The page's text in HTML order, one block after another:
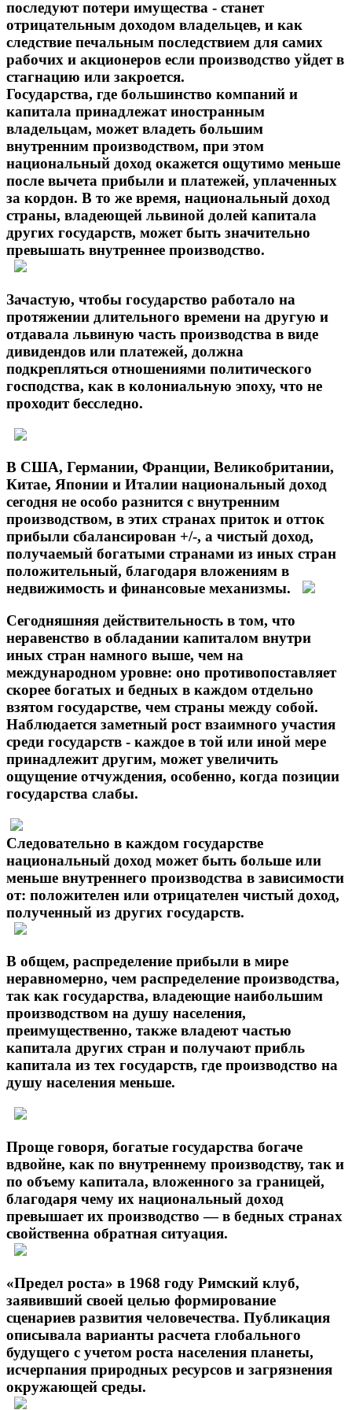
последуют потери имущества - станет
отрицательным доходом владельцев, и как
следствие печальным последствием для самих
рабочих и акционеров если производство уйдет в
стагнацию или закроется.
Государства, где большинство компаний и
капитала принадлежат иностранным
владельцам, может владеть большим
внутренним производством, при этом
национальный доход окажется ощутимо меньше
после вычета прибыли и платежей, уплаченных
за кордон. В то же время, национальный доход
страны, владеющей львиной долей капитала
других государств, может быть значительно
превышать внутреннее производство.
Зачастую, чтобы государство работало на
протяжении длительного времени на другую и
отдавала львиную часть производства в виде
дивидендов или платежей, должна
подкрепляться отношениями политического
господства, как в колониальную эпоху, что не
проходит бесследно.
В США, Германии, Франции, Великобритании,
Китае, Японии и Италии национальный доход
сегодня не особо разнится с внутренним
производством, в этих странах приток и отток
прибыли сбалансирован +/-, а чистый доход,
получаемый богатыми странами из иных стран
положительный, благодаря вложениям в
недвижимость и финансовые механизмы.
Сегодняшняя действительность в том, что
неравенство в обладании капиталом внутри
иных стран намного выше, чем на
международном уровне: оно противопоставляет
скорее богатых и бедных в каждом отдельно
взятом государстве, чем страны между собой.
Наблюдается заметный рост взаимного участия
среди государств - каждое в той или иной мере
принадлежит другим, может увеличить
ощущение отчуждения, особенно, когда позиции
государства слабы.
Следовательно в каждом государстве
национальный доход может быть больше или
меньше внутреннего производства в зависимости
от: положителен или отрицателен чистый доход,
полученный из других государств.
В общем, распределение прибыли в мире
неравномерно, чем распределение производства,
так как государства, владеющие наибольшим
производством на душу населения,
преимущественно, также владеют частью
капитала других стран и получают прибль
капитала из тех государств, где производство на
душу населения меньше.
Проще говоря, богатые государства богаче
вдвойне, как по внутреннему производству, так и
по объему капитала, вложенного за границей,
благодаря чему их национальный доход
превышает их производство — в бедных странах
свойственна обратная ситуация.
«Предел роста» в 1968 году Римский клуб,
заявивший своей целью формирование
сценариев развития человечества. Публикация
описывала варианты расчета глобального
будущего с учетом роста населения планеты,
исчерпания природных ресурсов и загрязнения
окружающей среды.